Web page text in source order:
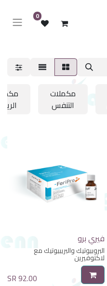
0
مكملات
التنفس
فيري برو
البروبيوتيك والبريبيوتيك مع
لاكتوفيرين
92.00